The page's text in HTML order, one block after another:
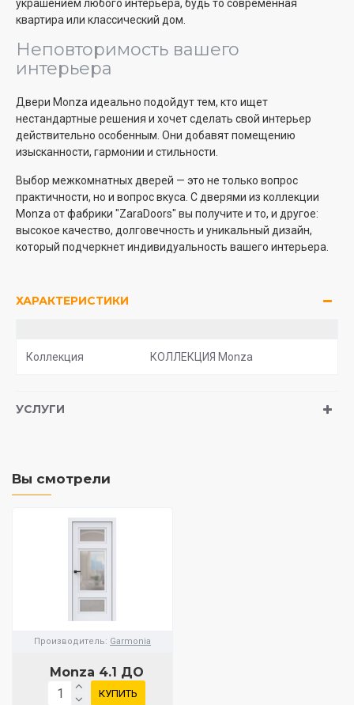
украшением любого интерьера, будь то современная
квартира или классический дом.
Неповторимость вашего
интерьера
Двери Monza идеально подойдут тем, кто ищет
нестандартные решения и хочет сделать свой интерьер
действительно особенным. Они добавят помещению
изысканности, гармонии и стильности.
Выбор межкомнатных дверей — это не только вопрос
практичности, но и вопрос вкуса. С дверями из коллекции
Monza от фабрики "ZaraDoors" вы получите и то, и другое:
высокое качество, долговечность и уникальный дизайн,
который подчеркнет индивидуальность вашего интерьера.
ХАРАКТЕРИСТИКИ
Коллекция КОЛЛЕКЦИЯ Monza
УСЛУГИ
Вы смотрели
Производитель: Garmonia
Monza 4.1 ДО
КУПИТЬ